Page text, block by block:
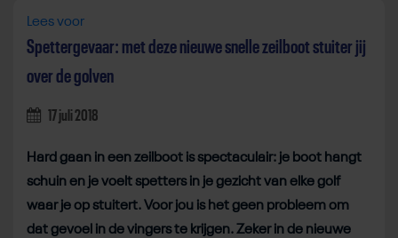
Lees voor
Spettergevaar: met deze nieuwe snelle zeilboot stuiter jij
over de golven
17 juli 2018
Hard gaan in een zeilboot is spectaculair: je boot hangt
schuin en je voelt spetters in je gezicht van elke golf
waar je op stuitert. Voor jou is het geen probleem om
dat gevoel in de vingers te krijgen. Zeker in de nieuwe